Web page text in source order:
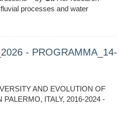
processes and water
- PROGRAMMA_14-
AND EVOLUTION OF
PALERMO, ITALY, 2016-2024 -